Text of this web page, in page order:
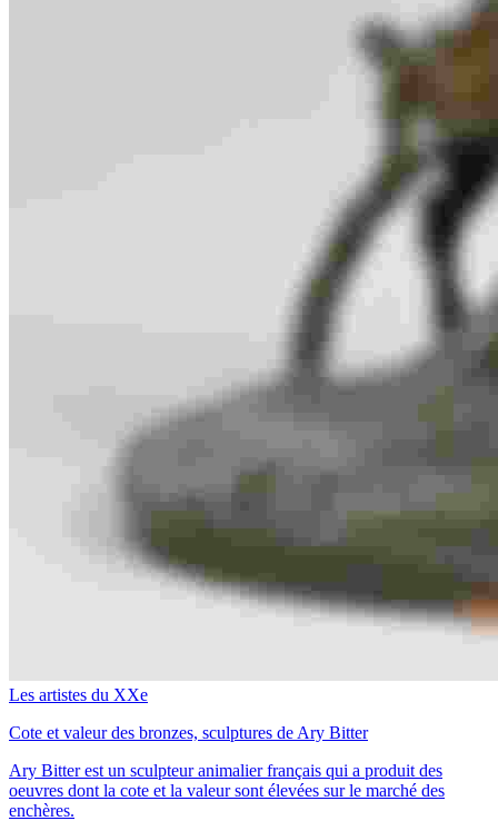
Les artistes du XXe
Cote et valeur des bronzes, sculptures de Ary Bitter
Ary Bitter est un sculpteur animalier français qui a produit des
oeuvres dont la cote et la valeur sont élevées sur le marché des
enchères.